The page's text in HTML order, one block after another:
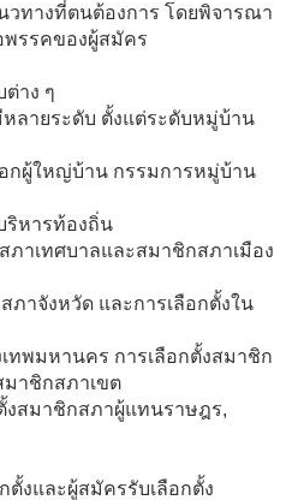
ทางที่ตนต้องการ โดยพิจารณา
พรรคของผู้สมัคร
ต่าง ๆ
หลายระดับ ตั้งแต่ระดับหมู่บ้าน
กผู้ใหญ่บ้าน กรรมการหมู่บ้าน
ริหารท้องถิ่น
ภาเทศบาลและสมาชิกสภาเมือง
ภาจังหวัด และการเลือกตั้งใน
ทพมหานคร การเลือกตั้งสมาชิก
มาชิกสภาเขต
งสมาชิกสภาผู้แทนราษฎร,
งและผู้สมัครรับเลือกตั้ง